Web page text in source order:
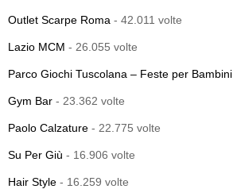
Outlet Scarpe Roma - 42.011 volte
Lazio MCM - 26.055 volte
Parco Giochi Tuscolana – Feste per Bambini
Gym Bar - 23.362 volte
Paolo Calzature - 22.775 volte
Su Per Giù - 16.906 volte
Hair Style - 16.259 volte